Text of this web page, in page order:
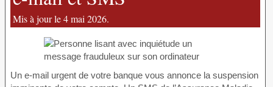
Mis à jour le 4 mai 2026.
Un e-mail urgent de votre banque vous annonce la suspension